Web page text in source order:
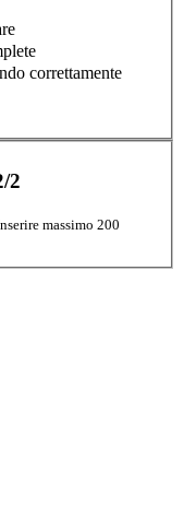
correttamente
2
massimo 200